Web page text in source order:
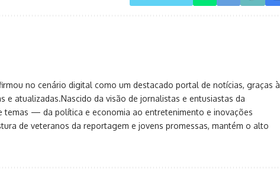
no cenário digital como um destacado portal de notícias, graças à
e atualizadas.Nascido da visão de jornalistas e entusiastas da
temas — da política e economia ao entretenimento e inovações
de veteranos da reportagem e jovens promessas, mantém o alto